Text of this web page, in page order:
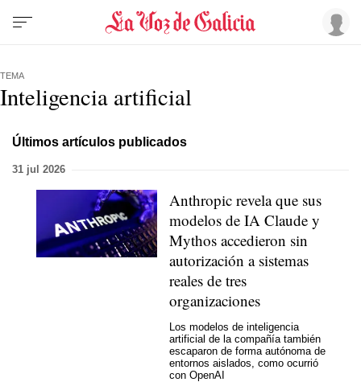
TEMA
Inteligencia artificial
Últimos artículos publicados
31 jul 2026
Anthropic revela que sus
modelos de IA Claude y
Mythos accedieron sin
autorización a sistemas
reales de tres
organizaciones
Los modelos de inteligencia
artificial de la compañía también
escaparon de forma autónoma de
entornos aislados, como ocurrió
con OpenAI